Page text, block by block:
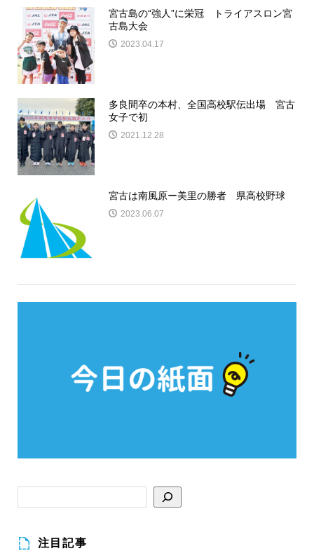
宮古島の“強人”に栄冠 トライアスロン宮
古島大会
2023.04.17
多良間卒の本村、全国高校駅伝出場 宮古
女子で初
2021.12.28
宮古は南風原ー美里の勝者 県高校野球
2023.06.07
注目記事